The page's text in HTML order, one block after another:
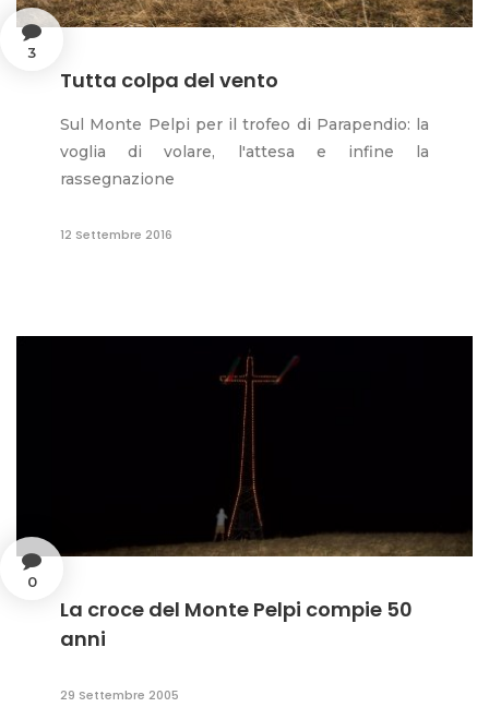
3
Tutta colpa del vento
Sul Monte Pelpi per il trofeo di Parapendio: la
voglia di volare, l'attesa e infine la
rassegnazione
12 Settembre 2016
0
La croce del Monte Pelpi compie 50
anni
29 Settembre 2005